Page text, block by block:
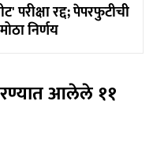
परीक्षा रद्द; पेपरफुटीची
निर्णय
आलेले ११